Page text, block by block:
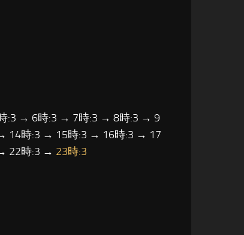
:3 → 6時:3 → 7時:3 → 8時:3 → 9
14時:3 → 15時:3 → 16時:3 → 17
22時:3 → 23時:3